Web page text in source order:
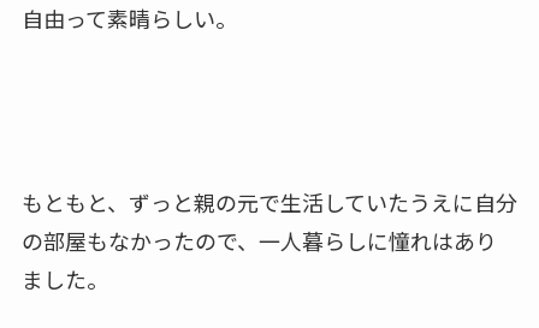
自由って素晴らしい。
もともと、ずっと親の元で生活していたうえに自分
の部屋もなかったので、一人暮らしに憧れはあり
ました。